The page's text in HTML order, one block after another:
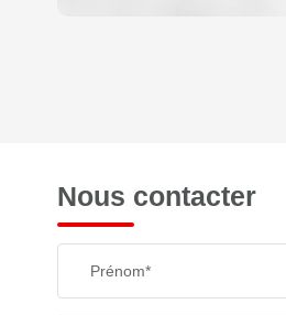
TAXE FONCIÈRE
SUPERFICIE :
Nous contacter
Prénom*